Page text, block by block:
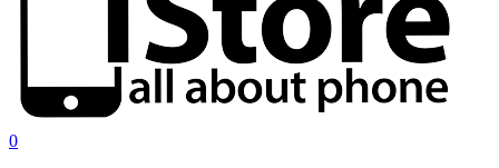
search
account
0